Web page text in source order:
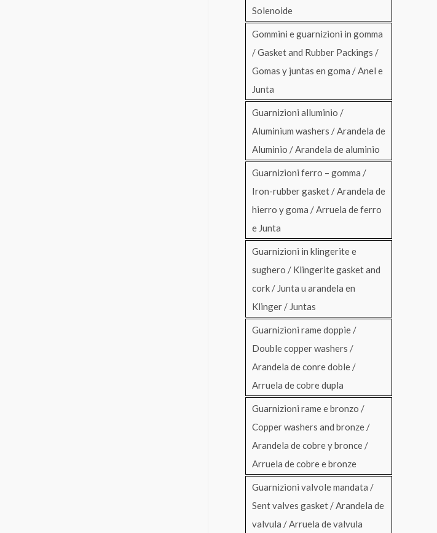
Solenoide
Gommini e guarnizioni in gomma
/ Gasket and Rubber Packings /
Gomas y juntas en goma / Anel e
Junta
Guarnizioni alluminio /
Aluminium washers / Arandela de
Aluminio / Arandela de aluminio
Guarnizioni ferro – gomma /
Iron-rubber gasket / Arandela de
hierro y goma / Arruela de ferro
e Junta
Guarnizioni in klingerite e
sughero / Klingerite gasket and
cork / Junta u arandela en
Klinger / Juntas
Guarnizioni rame doppie /
Double copper washers /
Arandela de conre doble /
Arruela de cobre dupla
Guarnizioni rame e bronzo /
Copper washers and bronze /
Arandela de cobre y bronce /
Arruela de cobre e bronze
Guarnizioni valvole mandata /
Sent valves gasket / Arandela de
valvula / Arruela de valvula